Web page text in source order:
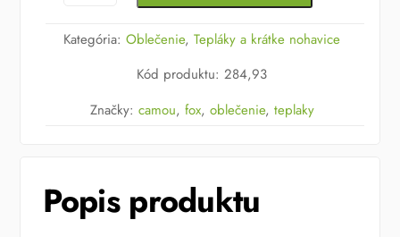
Fox
Black/Camou
Kategória:Oblečenie,Tepláky a krátke nohavice
Kód produktu:284,93
Značky: camou, fox, oblečenie, teplaky
Popis produktu